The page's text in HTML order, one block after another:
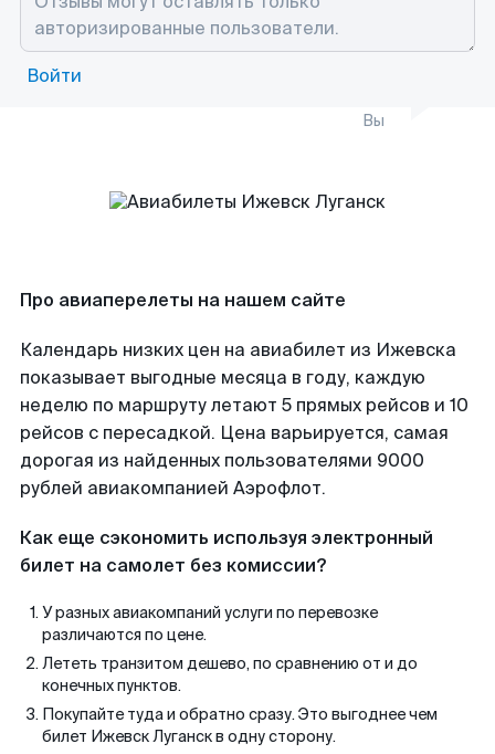
Войти
Вы
Про авиаперелеты на нашем сайте
Календарь низких цен на авиабилет из Ижевска
показывает выгодные месяца в году, каждую
неделю по маршруту летают 5 прямых рейсов и 10
рейсов с пересадкой. Цена варьируется, самая
дорогая из найденных пользователями 9000
рублей авиакомпанией Аэрофлот.
Как еще сэкономить используя электронный
билет на самолет без комиссии?
У разных авиакомпаний услуги по перевозке
различаются по цене.
Лететь транзитом дешево, по сравнению от и до
конечных пунктов.
Покупайте туда и обратно сразу. Это выгоднее чем
билет Ижевск Луганск в одну сторону.